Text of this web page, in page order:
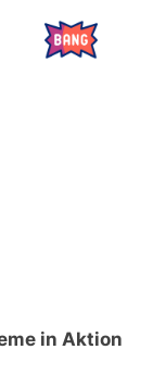
in Aktion